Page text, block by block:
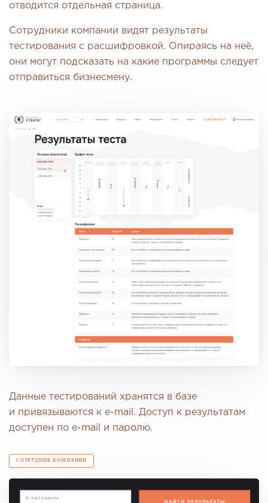
отводится отдельная страница.
Сотрудники компании видят результаты
тестирования с расшифровкой. Опираясь на неё,
они могут подсказать на какие программы следует
отправиться бизнесмену.
Данные тестирований хранятся в базе
и привязываются к e-mail. Доступ к результатам
доступен по e-mail и паролю.
СОТРУДНИК КОМПАНИИ